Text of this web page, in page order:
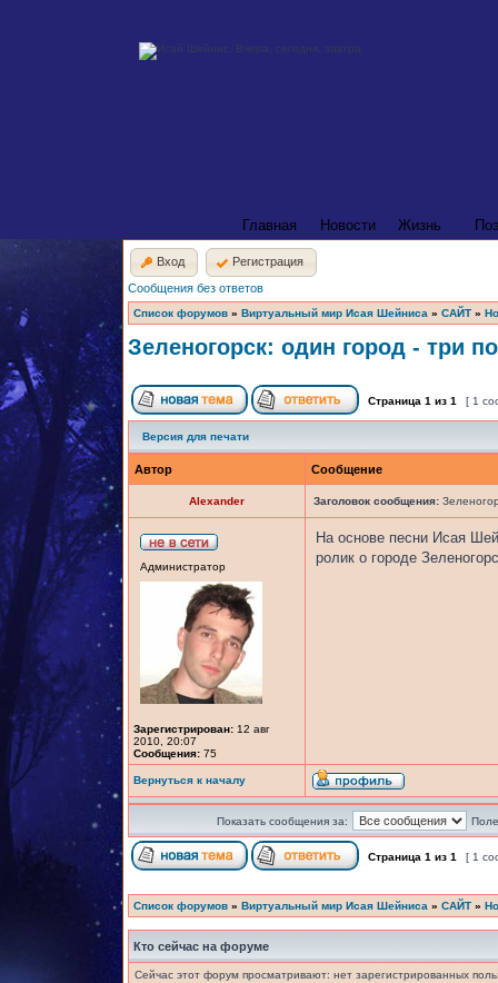
Главная Новости Жизнь
Вход
Регистрация
Сообщения без ответов
Список форумов » Виртуальный мир Исая Шейниса » САЙТ »
Зеленогорск: один город - три
Страница 1 из 1 [ 1
Версия для печати
Автор Сообщение
Alexander Заголовок сообщения:
Администратор
Зарегистрирован: 12 авг
2010, 20:07
Сообщения: 75
На основе песни Исая
ролик о городе
Вернуться к началу
Показать сообщения за:
Страница 1 из 1 [ 1
Список форумов » Виртуальный мир Исая Шейниса » САЙТ »
Кто сейчас на форуме
Сейчас этот форум просматривают: нет зарегистрированных